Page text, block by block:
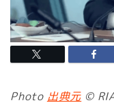
Photo 出典元 ©